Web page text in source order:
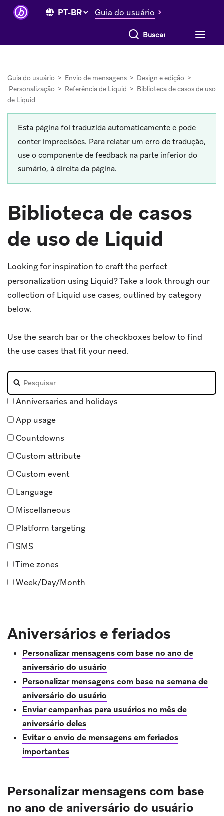
Guia do usuário
Buscar tudo
Guia do usuário > Envio de mensagens > Design e edição >
Personalização > Referência de Liquid > Biblioteca de casos de uso
de Liquid
Esta página foi traduzida automaticamente e pode
conter imprecisões. Para relatar um erro de tradução,
use o componente de feedback na parte inferior do
sumário, à direita da página.
Biblioteca de casos
de uso de Liquid
Looking for inspiration to craft the perfect
personalization using Liquid? Take a look through our
collection of Liquid use cases, outlined by category
below.
Use the search bar or the checkboxes below to find
the use cases that fit your need.
Pesquisar casos de uso
Os resultados são atualizados automaticamente
Anniversaries and holidays
App usage
Countdowns
Custom attribute
Custom event
Language
Miscellaneous
Platform targeting
SMS
Time zones
Week/Day/Month
Aniversários e feriados
Personalizar mensagens com base no ano de
aniversário do usuário
Personalizar mensagens com base na semana de
aniversário do usuário
Enviar campanhas para usuários no mês de
aniversário deles
Evitar o envio de mensagens em feriados
importantes
Personalizar mensagens com base
no ano de aniversário do usuário